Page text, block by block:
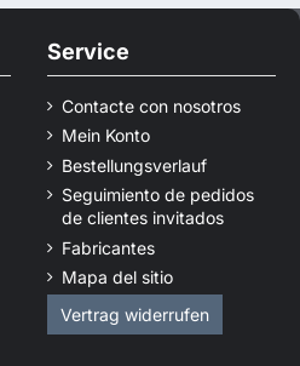
Service
Contacte con nosotros
Mein Konto
Bestellungsverlauf
Seguimiento de pedidos
de clientes invitados
Fabricantes
Mapa del sitio
Vertrag widerrufen